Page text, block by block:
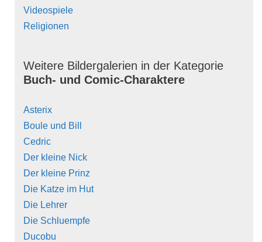
Videospiele
Religionen
Weitere Bildergalerien in der Kategorie
Buch- und Comic-Charaktere
Asterix
Boule und Bill
Cedric
Der kleine Nick
Der kleine Prinz
Die Katze im Hut
Die Lehrer
Die Schluempfe
Ducobu